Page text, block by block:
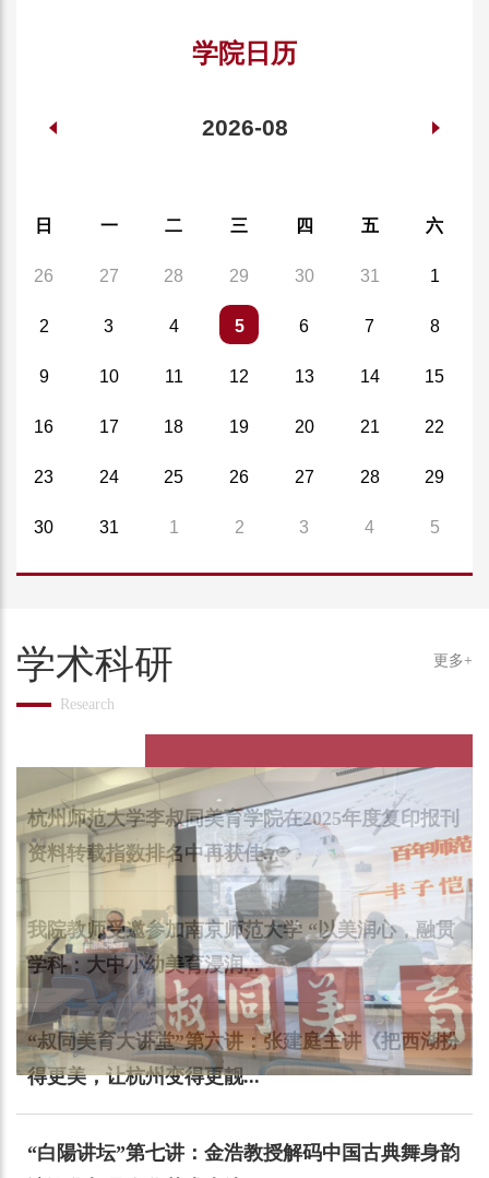
学院日历
2026-08
日 一 二 三 四 五 六
26 27 28 29 30 31 1
2 3 4 5 6 7 8
9 10 11 12 13 14 15
16 17 18 19 20 21 22
23 24 25 26 27 28 29
30 31 1 2 3 4 5
学术科研 更多+
杭州师范大学李叔同美育学院在2025年度复印报刊
资料转载指数排名中再获佳...
我院教师受邀参加南京师范大学 “以美润心，融贯
学科：大中小幼美育浸润...
“叔同美育大讲堂”第六讲：张建庭主讲《把西湖扮
得更美，让杭州变得更靓...
“白陽讲坛”第七讲：金浩教授解码中国古典舞身韵